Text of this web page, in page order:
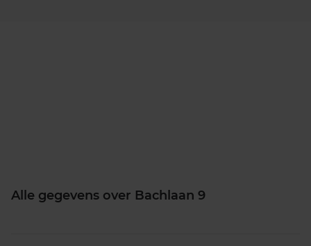
Alle gegevens over Bachlaan 9